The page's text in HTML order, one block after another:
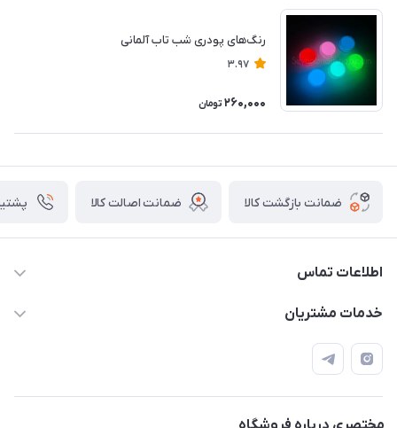
رنگ‌های پودری شب تاب آلمانی
3.97
260,000 تومان
ضمانت بازگشت کالا ضمانت اصالت کالا
اطلاعات تماس
خدمات مشتریان
📝 قوانین و مقررات
📖 راهنما